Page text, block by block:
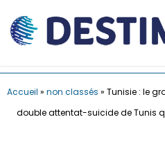
Accueil » non classés » Tunisie : le
double attentat-suicide de Tunis